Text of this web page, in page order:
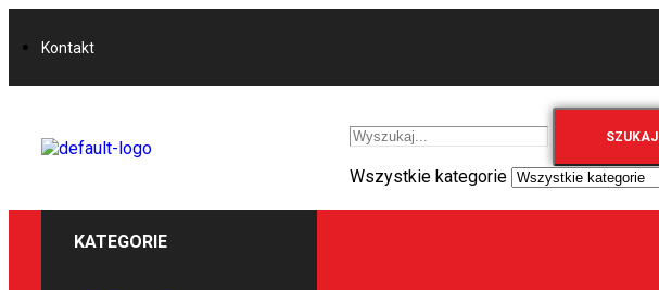
Kontakt
SZUKAJ
Wszystkie kategorie
KATEGORIE